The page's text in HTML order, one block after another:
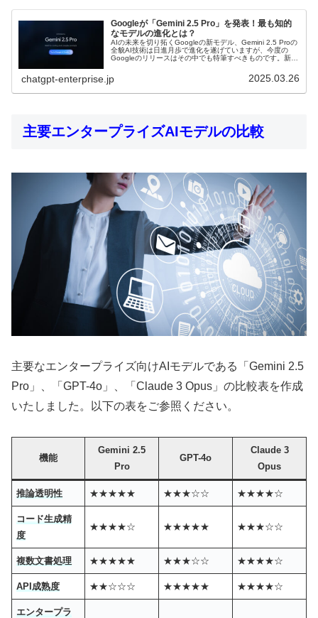
Googleが「Gemini 2.5 Pro」を発表！最も知的
なモデルの進化とは？
AIの未来を切り拓くGoogleの新モデル、Gemini 2.5 Proの
全貌AI技術は日進月歩で進化を遂げていますが、今度の
Googleのリリースはその中でも特筆すべきものです。新た
chatgpt-enterprise.jp 2025.03.26
主要エンタープライズAIモデルの比較
主要なエンタープライズ向けAIモデルである「Gemini 2.5
Pro」、「GPT-4o」、「Claude 3 Opus」の比較表を作成
いたしました。以下の表をご参照ください。
機能
Gemini 2.5
Pro
GPT-4o
Claude 3
Opus
推論透明性 ★★★★★ ★★★☆☆ ★★★★☆
コード生成精
度
★★★★☆ ★★★★★ ★★★☆☆
複数文書処理 ★★★★★ ★★★☆☆ ★★★★☆
API成熟度 ★★☆☆☆ ★★★★★ ★★★★☆
エンタープラ